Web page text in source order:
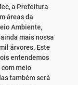
a Prefeitura
áreas da
Ambiente,
mais nossa
árvores. Este
entendemos
meio
também será